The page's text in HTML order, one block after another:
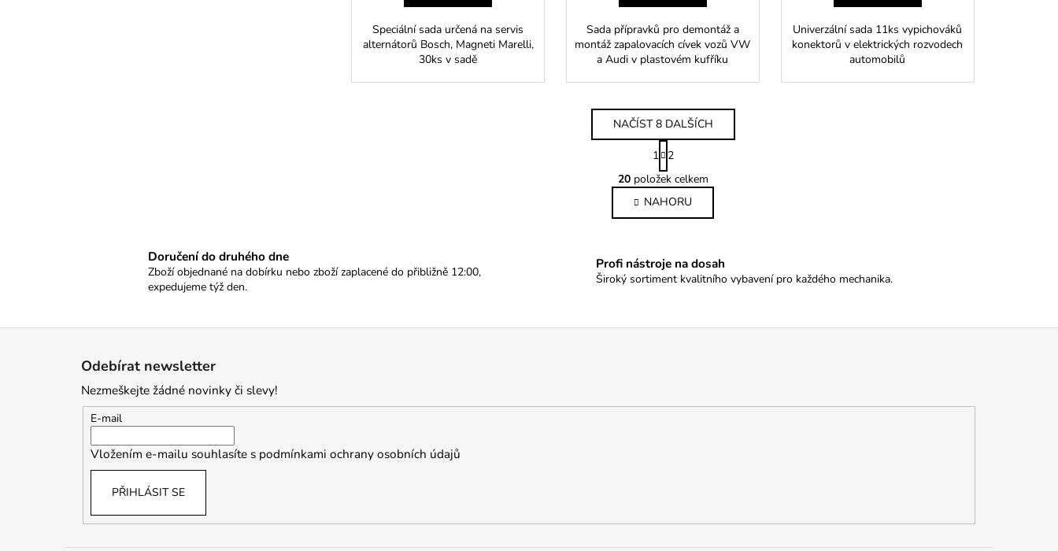
Speciální sada určená na servis
alternátorů Bosch, Magneti Marelli,
30ks v sadě
Sada přípravků pro demontáž a
montáž zapalovacích cívek vozů VW
a Audi v plastovém kufříku
Univerzální sada 11ks vypichováků
konektorů v elektrických rozvodech
automobilů
O
v
l
á
a
c
r
ý
NAČÍST 8 DALŠÍCH
S
t
r
á
n
k
á
n
1
2
20položek celkem
NAHORU
Doručení do druhého dne
Zboží objednané na dobírku nebo zboží zaplacené do přibližně 12:00,
expedujeme týž den.
Profi nástroje na dosah
Široký sortiment kvalitního vybavení pro každého mechanika.
Odebírat newsletter
Nezmeškejte žádné novinky či slevy!
E-mail
Vložením e-mailu souhlasíte s podmínkami ochrany osobních údajů
PŘIHLÁSIT SE